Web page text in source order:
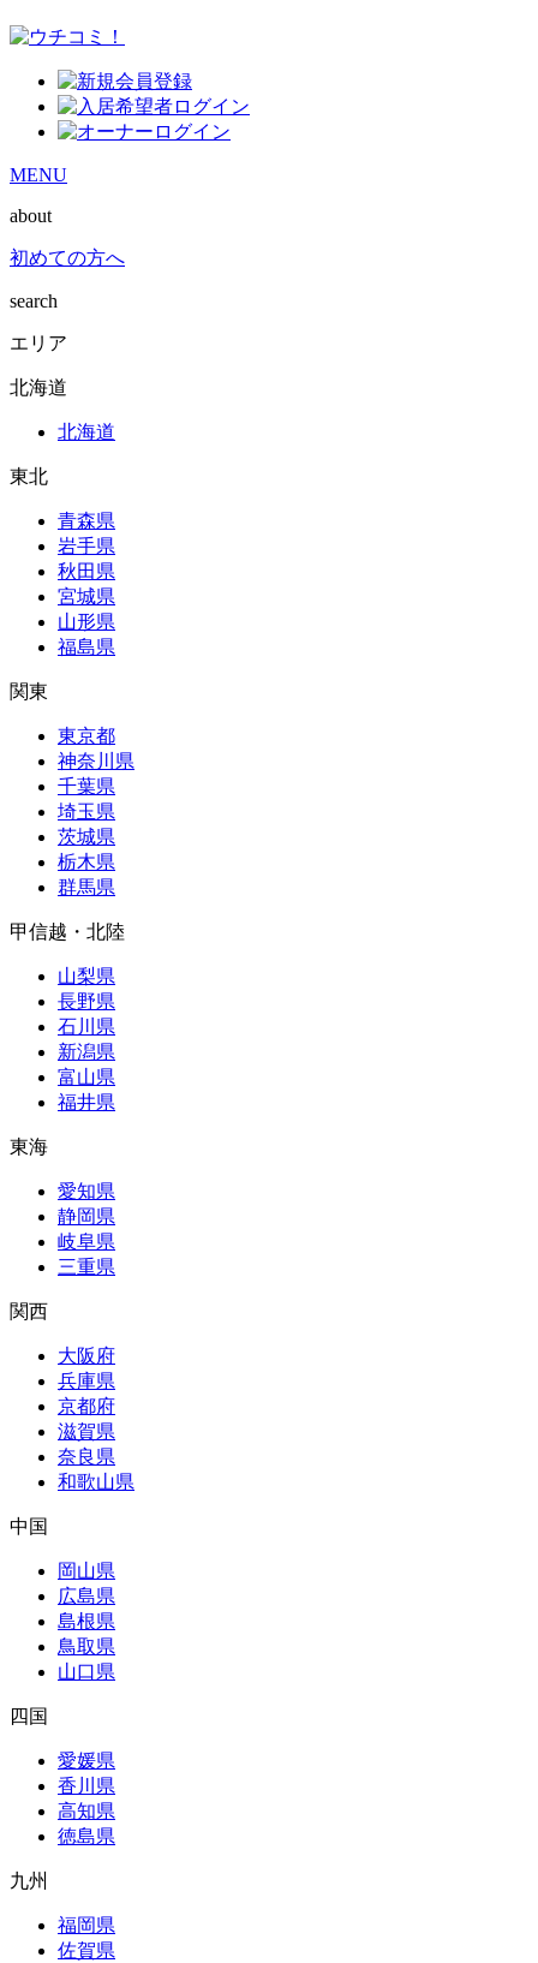
MENU
about
初めての方へ
search
エリア
北海道
北海道
東北
青森県
岩手県
秋田県
宮城県
山形県
福島県
関東
東京都
神奈川県
千葉県
埼玉県
茨城県
栃木県
群馬県
甲信越・北陸
山梨県
長野県
石川県
新潟県
富山県
福井県
東海
愛知県
静岡県
岐阜県
三重県
関西
大阪府
兵庫県
京都府
滋賀県
奈良県
和歌山県
中国
岡山県
広島県
島根県
鳥取県
山口県
四国
愛媛県
香川県
高知県
徳島県
九州
福岡県
佐賀県